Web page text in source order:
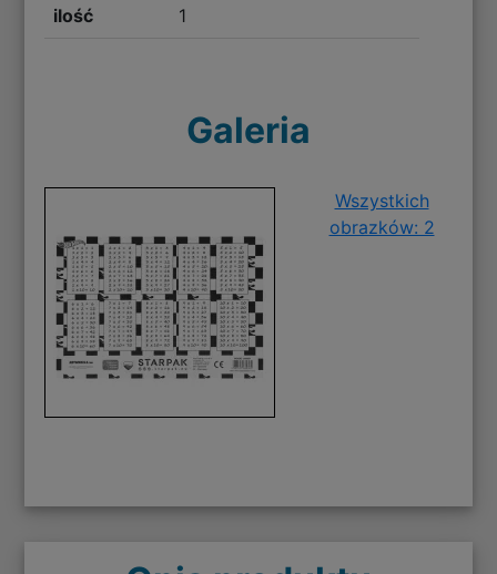
ilość 1
Galeria
Wszystkich
obrazków: 2